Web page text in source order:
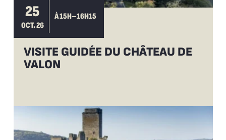
25
OCT. 26
À 15H–16H15
VISITE GUIDÉE DU CHÂTEAU DE
VALON